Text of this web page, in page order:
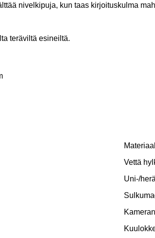
nivelkipuja, kun taas kirjoituskulma
teräviltä esineiltä.
Vettä
Uni-/